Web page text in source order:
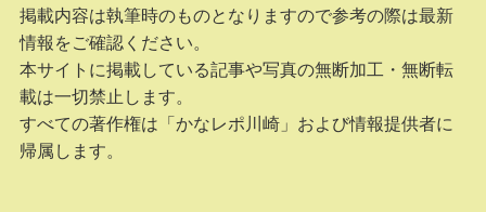
掲載内容は執筆時のものとなりますので参考の際は最新
情報をご確認ください。
本サイトに掲載している記事や写真の無断加工・無断転
載は一切禁止します。
すべての著作権は「かなレポ川崎」および情報提供者に
帰属します。